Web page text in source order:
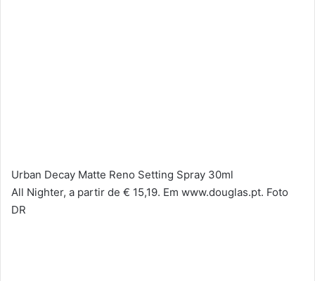
Urban Decay Matte Reno Setting Spray 30ml
All Nighter, a partir de € 15,19. Em www.douglas.pt. Foto
DR